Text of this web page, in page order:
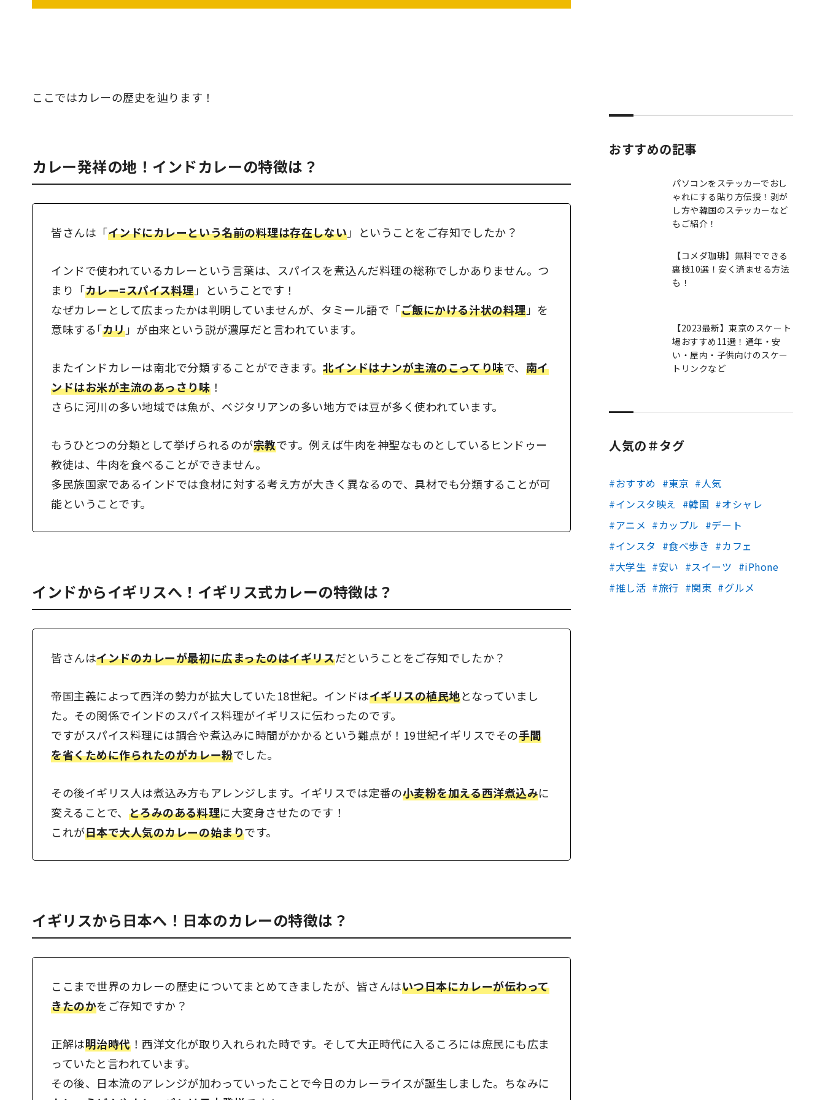
ここではカレーの歴史を辿ります！
カレー発祥の地！インドカレーの特徴は？
皆さんは「インドにカレーという名前の料理は存在しない」ということをご存知でしたか？
インドで使われているカレーという言葉は、スパイスを煮込んだ料理の総称でしかありません。つ
まり「カレー=スパイス料理」ということです！
なぜカレーとして広まったかは判明していませんが、タミール語で「ご飯にかける汁状の料理」を
意味する｢カリ」が由来という説が濃厚だと言われています。
またインドカレーは南北で分類することができます。 北インドはナンが主流のこってり味で、 南イ
ンドはお米が主流のあっさり味！
さらに河川の多い地域では魚が、ベジタリアンの多い地方では豆が多く使われています。
もうひとつの分類として挙げられるのが宗教です。例えば牛肉を神聖なものとしているヒンドゥー
教徒は、牛肉を食べることができません。
多民族国家であるインドでは食材に対する考え方が大きく異なるので、具材でも分類することが可
能ということです。
インドからイギリスへ！イギリス式カレーの特徴は？
皆さんはインドのカレーが最初に広まったのはイギリスだということをご存知でしたか？
帝国主義によって西洋の勢力が拡大していた18世紀。インドはイギリスの植民地となっていまし
た。その関係でインドのスパイス料理がイギリスに伝わったのです。
ですがスパイス料理には調合や煮込みに時間がかかるという難点が！19世紀イギリスでその手間
を省くために作られたのがカレー粉でした。
その後イギリス人は煮込み方もアレンジします。イギリスでは定番の小麦粉を加える西洋煮込みに
変えることで、 とろみのある料理に大変身させたのです！
これが日本で大人気のカレーの始まりです。
イギリスから日本へ！日本のカレーの特徴は？
ここまで世界のカレーの歴史についてまとめてきましたが、皆さんはいつ日本にカレーが伝わって
きたのかをご存知ですか？
正解は明治時代！西洋文化が取り入れられた時です。そして大正時代に入るころには庶民にも広ま
っていたと言われています。
その後、日本流のアレンジが加わっていったことで今日のカレーライスが誕生しました。ちなみに
おすすめの記事
パソコンをステッカーでおし
ゃれにする貼り方伝授！剥が
し方や韓国のステッカーなど
もご紹介！
【コメダ珈琲】無料でできる
裏技10選！安く済ませる方法
も！
【2023最新】東京のスケート
場おすすめ11選！通年・安
い・屋内・子供向けのスケー
トリンクなど
人気の＃タグ
おすすめ 東京
人気
インスタ映え
韓国
オシャレ
アニメ
カップル
デート
インスタ
食べ歩き
カフェ
大学生
安い スイーツ
iPhone
推し活
旅行 関東 グルメ